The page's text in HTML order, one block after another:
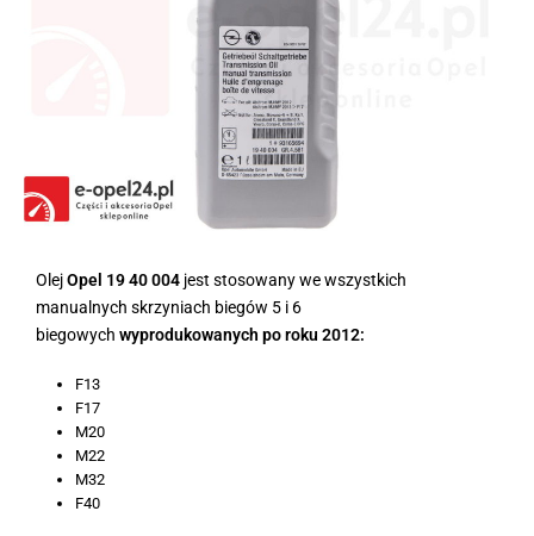
OlejOpel 19 40 004 jest stosowany we wszystkich
manualnych skrzyniach biegów 5 i 6
biegowych wyprodukowanych po roku 2012:
F13
F17
M20
M22
M32
F40